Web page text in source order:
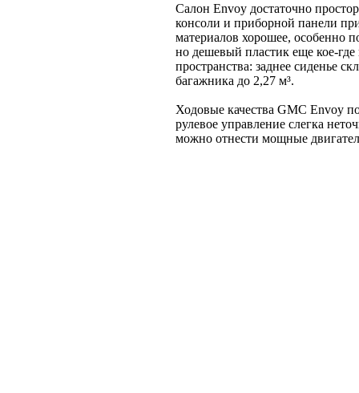
Салон Envoy достаточно
консоли и приборной панели
материалов хорошее, особенно
но дешевый пластик еще кое-где
пространства: заднее сиденье
багажника до 2,27 м³.
Ходовые качества GMC Envoy
рулевое управление слегка
можно отнести мощные